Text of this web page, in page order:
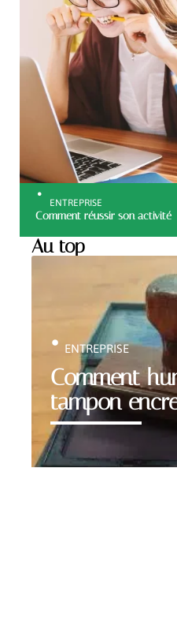
ENTREPRISE
Comment réussir son activité
Au top
Comment
tampon
ENTREPRISE